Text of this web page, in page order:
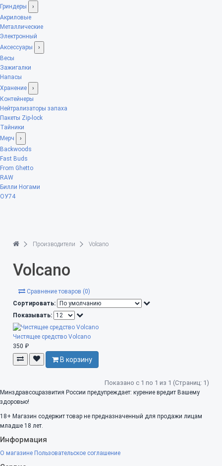
Гриндеры
›
Акриловые
Металлические
Электронный
Аксессуары
›
Весы
Зажигалки
Напасы
Хранение
›
Контейнеры
Нейтрализаторы запаха
Пакеты Zip-lock
Тайники
Мерч
›
Backwoods
Fast Buds
From Ghetto
RAW
Билли Ногами
ОУ74
Производители Volcano
Volcano
Сравнение товаров (0)
Сортировать:
Показывать:
Чистящее средство Volcano
350 ₽
В корзину
Показано с 1 по 1 из 1 (Страниц: 1)
Минздравсоцразвития России предупреждает: курение вредит Вашему
здоровью!
18+ Магазин содержит товар не предназначенный для продажи лицам
младше 18 лет.
Информация
О магазине Пользовательское соглашение